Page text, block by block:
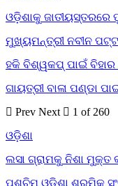
ଓଡ଼ିଶାକୁ
ମୁଖ୍ୟମନ୍ତ୍ରୀ ନବୀନ
ହକି ବିଶ୍ୱକପ୍ ପାଇଁ
ଗାୟତ୍ରୀ ବାଳା ପଣ୍ଡା
Prev Next
1 of 260
ଓଡ଼ିଶା
ଲସା ଗ୍ରାମକୁ ନିଶା ମୁକ୍ତ
ପଶ୍ଚିମ ଓଡିଶା ଶ୍ରମିକ